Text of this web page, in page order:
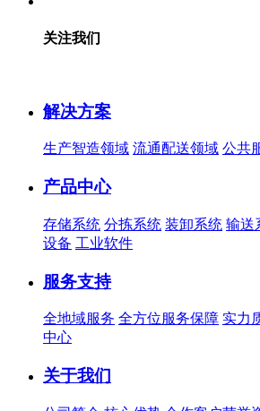
关注我们
解决方案
生产智造领域 流通配送领域 公共
产品中心
存储系统 分拣系统 装卸系统 输送
设备 工业软件
服务支持
全地域服务 全方位服务保障 实力
中心
关于我们